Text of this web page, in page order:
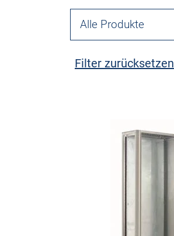
Alle Produkte
Filter zurücksetzen